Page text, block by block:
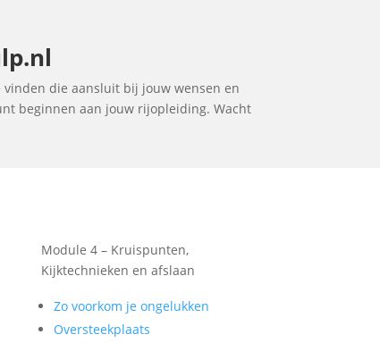
die aansluit bij jouw wensen en
beginnen aan jouw rijopleiding. Wacht
Module 4 – Kruispunten,
Kijktechnieken en afslaan
Zo voorkom je ongelukken
Oversteekplaats